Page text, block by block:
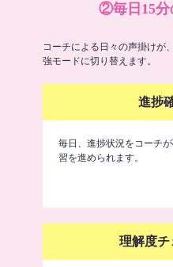
②毎日15分
コーチによる日々の声掛けが
強モードに切り替えます。
進捗
毎日、進捗状況をコーチ
習を進められます。
理解度チ